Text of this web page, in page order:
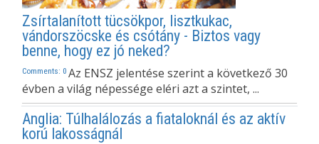
Zsírtalanított tücsökpor, lisztkukac,
vándorszöcske és csótány - Biztos vagy
benne, hogy ez jó neked?
Comments: 0 Az ENSZ jelentése szerint a következő 30
évben a világ népessége eléri azt a szintet, ...
Anglia: Túlhalálozás a fiataloknál és az aktív
korú lakosságnál